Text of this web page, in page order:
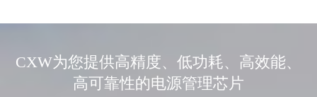
CXW为您提供高精度、低功耗、高效能、
高可靠性的电源管理芯片